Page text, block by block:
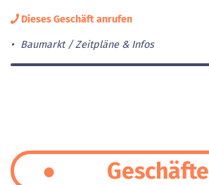
Dieses Geschäft anrufen
Baumarkt Zeitpläne & Infos
Geschäfte